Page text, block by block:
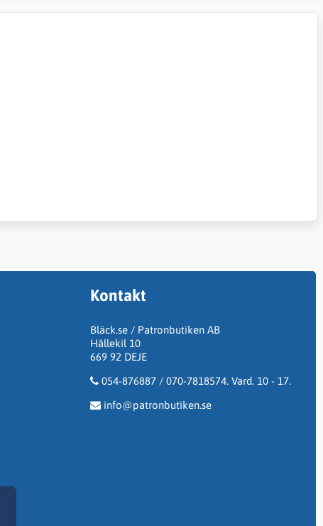
Kontakt
Bläck.se / Patronbutiken AB
Hällekil 10
669 92 DEJE
054-876887 / 070-7818574. Vard. 10 - 17.
info@patronbutiken.se